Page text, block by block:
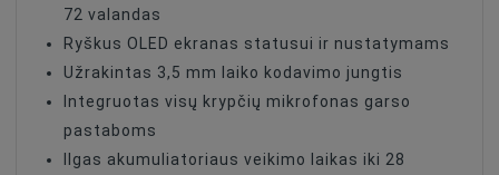
72 valandas
Ryškus OLED ekranas statusui ir nustatymams
Užrakintas 3,5 mm laiko kodavimo jungtis
Integruotas visų krypčių mikrofonas garso
pastaboms
Ilgas akumuliatoriaus veikimo laikas iki 28